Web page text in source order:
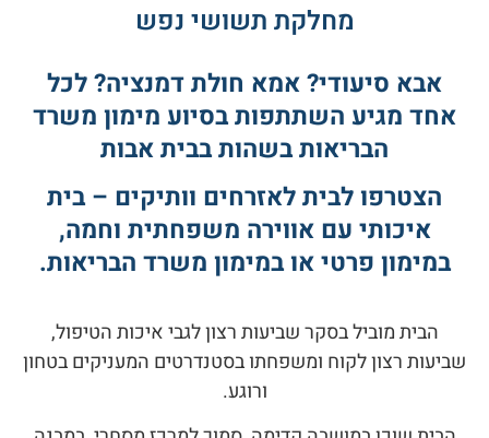
מחלקת תשושי נפש
אבא סיעודי? אמא חולת דמנציה? לכל
אחד מגיע השתתפות בסיוע מימון משרד
הבריאות בשהות בבית אבות
הצטרפו לבית לאזרחים וותיקים – בית
איכותי עם אווירה משפחתית וחמה,
במימון פרטי או במימון משרד הבריאות.
הבית מוביל בסקר שביעות רצון לגבי איכות הטיפול,
שביעות רצון לקוח ומשפחתו בסטנדרטים המעניקים בטחון
ורוגע.